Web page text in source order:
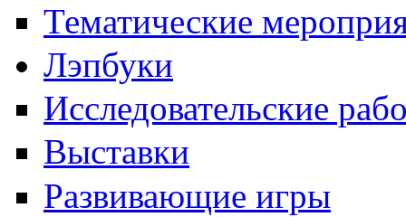
Тематические
Лэпбуки
Исследовательские
Выставки
Развивающие игры